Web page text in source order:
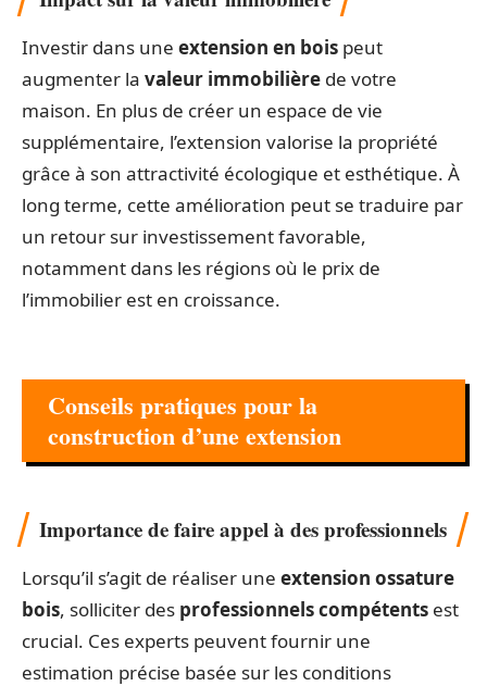
Investir dans une extension en bois peut
augmenter la valeur immobilière de votre
maison. En plus de créer un espace de vie
supplémentaire, l’extension valorise la propriété
grâce à son attractivité écologique et esthétique. À
long terme, cette amélioration peut se traduire par
un retour sur investissement favorable,
notamment dans les régions où le prix de
l’immobilier est en croissance.
Conseils pratiques pour la
construction d’une extension
Importance de faire appel à des professionnels
Lorsqu’il s’agit de réaliser une extension ossature
bois, solliciter des professionnels compétents est
crucial. Ces experts peuvent fournir une
estimation précise basée sur les conditions